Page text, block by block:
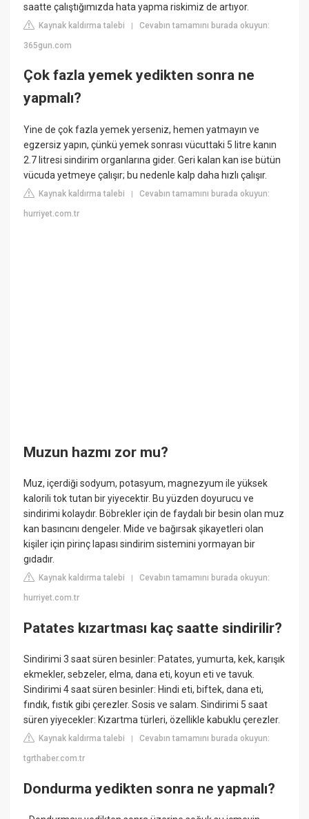
saatte çalıştığımızda hata yapma riskimiz de artıyor.
Kaynak kaldırma talebi |Cevabın tamamını burada okuyun:
365gun.com
Çok fazla yemek yedikten sonra ne
yapmalı?
Yine de çok fazla yemek yerseniz, hemen yatmayın ve
egzersiz yapın, çünkü yemek sonrası vücuttaki 5 litre kanın
2.7 litresi sindirim organlarına gider. Geri kalan kan ise bütün
vücuda yetmeye çalışır; bu nedenle kalp daha hızlı çalışır.
Kaynak kaldırma talebi |Cevabın tamamını burada okuyun:
hurriyet.com.tr
Muzun hazmı zor mu?
Muz, içerdiği sodyum, potasyum, magnezyum ile yüksek
kalorili tok tutan bir yiyecektir. Bu yüzden doyurucu ve
sindirimi kolaydır. Böbrekler için de faydalı bir besin olan muz
kan basıncını dengeler. Mide ve bağırsak şikayetleri olan
kişiler için pirinç lapası sindirim sistemini yormayan bir
gıdadır.
Kaynak kaldırma talebi |Cevabın tamamını burada okuyun:
hurriyet.com.tr
Patates kızartması kaç saatte sindirilir?
Sindirimi 3 saat süren besinler: Patates, yumurta, kek, karışık
ekmekler, sebzeler, elma, dana eti, koyun eti ve tavuk.
Sindirimi 4 saat süren besinler: Hindi eti, biftek, dana eti,
fındık, fıstık gibi çerezler. Sosis ve salam. Sindirimi 5 saat
süren yiyecekler: Kızartma türleri, özellikle kabuklu çerezler.
Kaynak kaldırma talebi |Cevabın tamamını burada okuyun:
tgrthaber.com.tr
Dondurma yedikten sonra ne yapmalı?